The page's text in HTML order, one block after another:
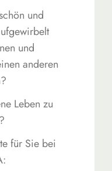
und
und
anderen
Leben zu
für Sie bei